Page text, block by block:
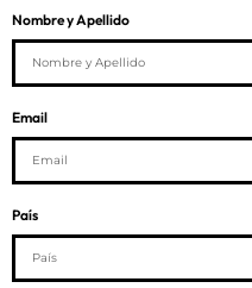
Nombre y Apellido
Email
País